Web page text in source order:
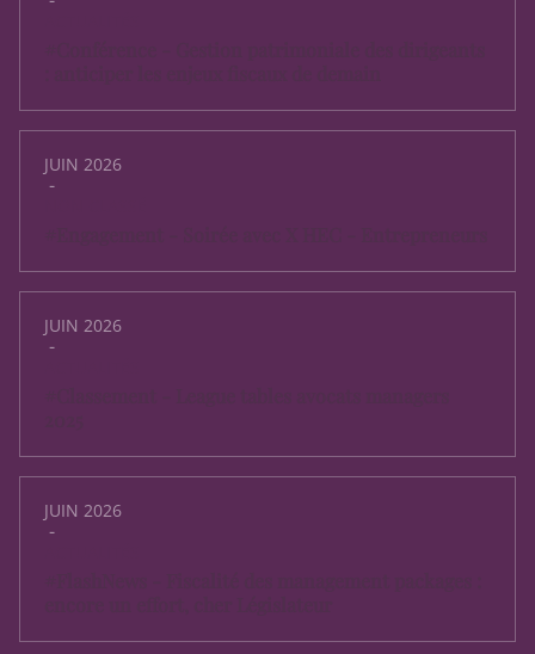
JUIN 2026
-
JUIN 2026
-
JUIN 2026
-